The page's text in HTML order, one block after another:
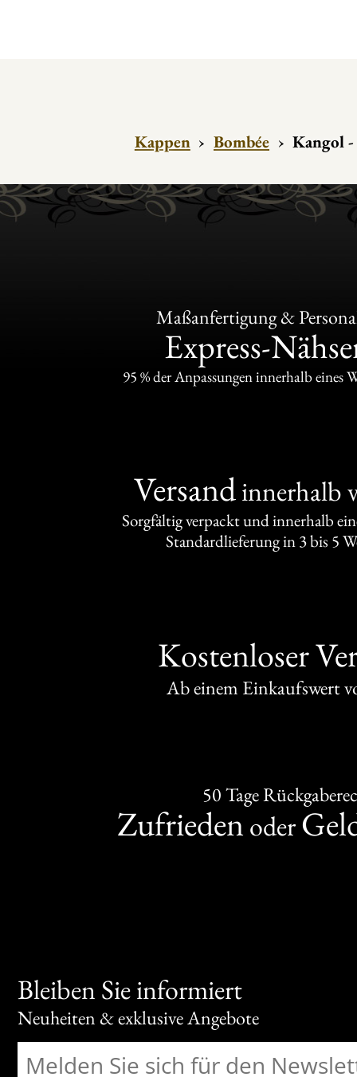
Kappen › Bombée › Kangol
Maßanfertigung &
Express-
95 % der Anpassungen innerhalb eines
Versandinnerhalb
Sorgfältig verpackt und innerhalb
Standardlieferung in 3 bis 5
Kostenloser
Ab einem Einkaufswert
50 Tage
Zufrieden oder
Bleiben Sie informiert
Neuheiten & exklusive Angebote